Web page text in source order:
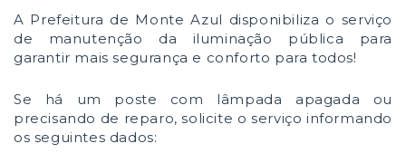
A Prefeitura de Monte Azul disponibiliza o serviço
de manutenção da iluminação pública para
garantir mais segurança e conforto para todos!
Se há um poste com lâmpada apagada ou
precisando de reparo, solicite o serviço informando
os seguintes dados: